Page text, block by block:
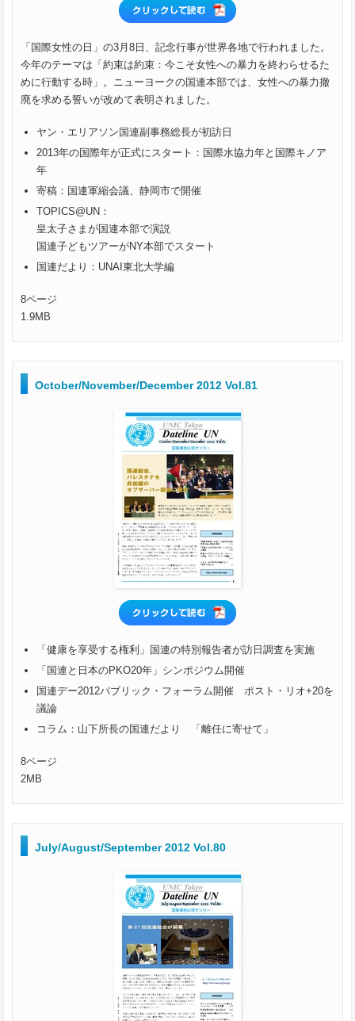
「国際女性の日」の3月8日、記念行事が世界各地で行われました。
今年のテーマは「約束は約束：今こそ女性への暴力を終わらせるた
めに行動する時」。ニューヨークの国連本部では、女性への暴力撤
廃を求める誓いが改めて表明されました。
ヤン・エリアソン国連副事務総長が初訪日
2013年の国際年が正式にスタート：国際水協力年と国際キノア
年
寄稿：国連軍縮会議、静岡市で開催
TOPICS@UN：
皇太子さまが国連本部で演説
国連子どもツアーがNY本部でスタート
国連だより：UNAI東北大学編
8ページ
1.9MB
October/November/December 2012 Vol.81
「健康を享受する権利」国連の特別報告者が訪日調査を実施
「国連と日本のPKO20年」シンポジウム開催
国連デー2012パブリック・フォーラム開催 ポスト・リオ+20を
議論
コラム：山下所長の国連だより 「離任に寄せて」
8ページ
2MB
July/August/September 2012 Vol.80